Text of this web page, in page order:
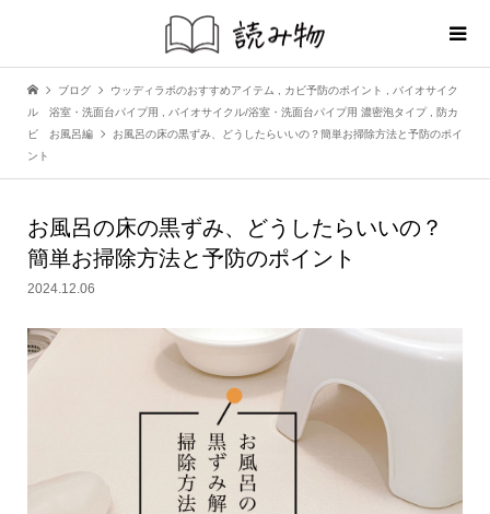
ブログ ウッディラボのおすすめアイテム カビ予防のポイント
バイオサイク
ル 浴室・洗面台パイプ用
バイオサイクル/浴室・洗面台パイプ用 濃密泡タイプ
防カ
ビ お風呂編
お風呂の床の黒ずみ、どうしたらいいの？簡単お掃除方法と予防のポイ
ント
お風呂の床の黒ずみ、どうしたらいいの？
簡単お掃除方法と予防のポイント
2024.12.06